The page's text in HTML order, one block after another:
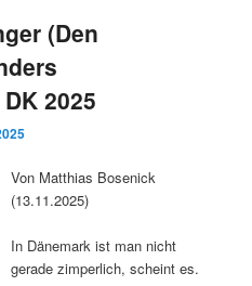
(Den
2025
Von Matthias Bosenick
(13.11.2025)
In Dänemark ist man nicht
gerade zimperlich, scheint es.